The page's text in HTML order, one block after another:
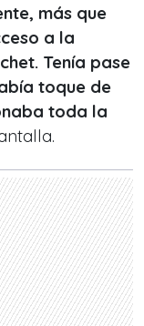
más que
a la
Tenía pase
toque de
toda la